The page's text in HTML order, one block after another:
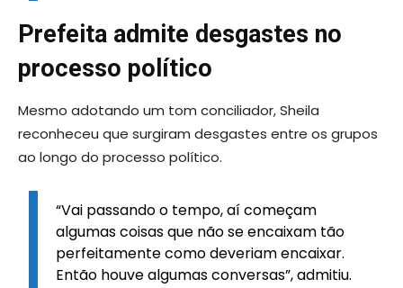
Prefeita admite desgastes no
processo político
Mesmo adotando um tom conciliador, Sheila
reconheceu que surgiram desgastes entre os grupos
ao longo do processo político.
“Vai passando o tempo, aí começam
algumas coisas que não se encaixam tão
perfeitamente como deveriam encaixar.
Então houve algumas conversas”, admitiu.